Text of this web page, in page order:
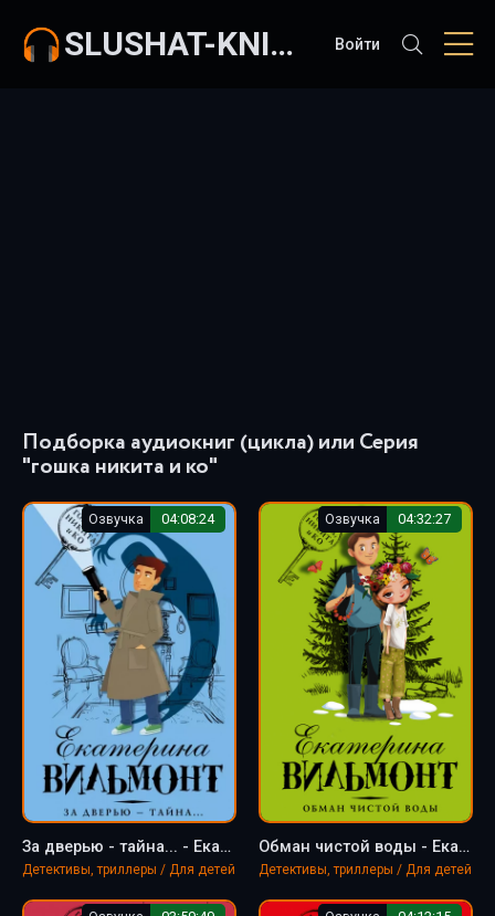
SLUSHAT-KNIGI.COM Войти
Подборка аудиокниг (цикла) или Серия
"гошка никита и ко"
Озвучка 04:08:24
За дверью - тайна... - Екатерина Вильмонт
Детективы, триллеры / Для детей
Озвучка 04:32:27
Обман чистой воды - Екатерина Вильмонт
Детективы, триллеры / Для детей